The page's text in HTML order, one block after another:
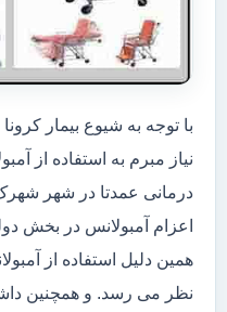
با توجه به شیوع بیمار
نیاز مبرم به استفاده از
درمانی عمدتا در شهر
اعزام آمبولانس در بخش
همین دلیل استفاده از
نظر می رسد. و همچنین